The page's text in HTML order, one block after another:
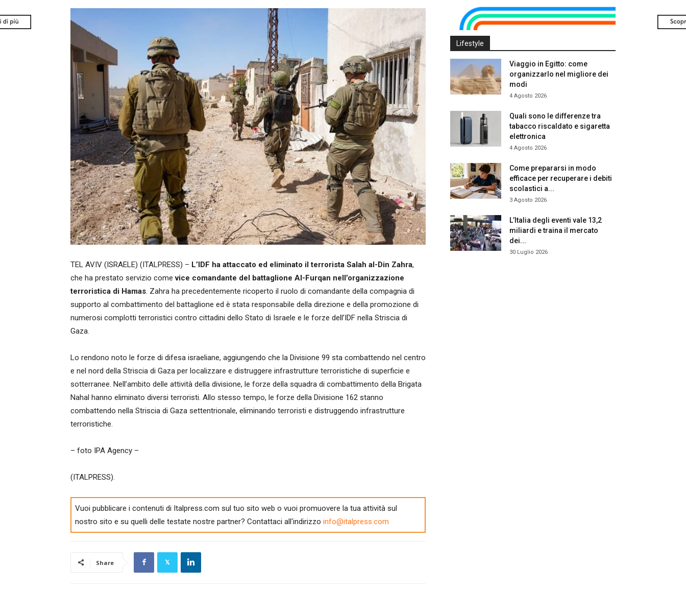
TEL AVIV (ISRAELE) (ITALPRESS) – L’IDF ha attaccato ed eliminato il terrorista Salah al-Din Zahra,
che ha prestato servizio come vice comandante del battaglione Al-Furqan nell’organizzazione
terroristica di Hamas. Zahra ha precedentemente ricoperto il ruolo di comandante della compagnia di
supporto al combattimento del battaglione ed è stata responsabile della direzione e della promozione di
numerosi complotti terroristici contro cittadini dello Stato di Israele e le forze dell’IDF nella Striscia di
Gaza.
Lo rendono noto le forze di difesa israeliane, aggiungendo che la Divisione 99 sta combattendo nel centro
e nel nord della Striscia di Gaza per localizzare e distruggere infrastrutture terroristiche di superficie e
sotterranee. Nell’ambito delle attività della divisione, le forze della squadra di combattimento della Brigata
Nahal hanno eliminato diversi terroristi. Allo stesso tempo, le forze della Divisione 162 stanno
combattendo nella Striscia di Gaza settentrionale, eliminando terroristi e distruggendo infrastrutture
terroristiche.
– foto IPA Agency –
(ITALPRESS).
Vuoi pubblicare i contenuti di Italpress.com sul tuo sito web o vuoi promuovere la tua attività sul
nostro sito e su quelli delle testate nostre partner? Contattaci all'indirizzo info@italpress.com
Share
Lifestyle
Viaggio in Egitto: come
organizzarlo nel migliore dei
modi
4 Agosto 2026
Quali sono le differenze tra
tabacco riscaldato e sigaretta
elettronica
4 Agosto 2026
Come prepararsi in modo
efficace per recuperare i debiti
scolastici a...
3 Agosto 2026
L’Italia degli eventi vale 13,2
miliardi e traina il mercato
dei...
30 Luglio 2026